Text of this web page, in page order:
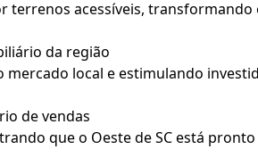
terrenos acessíveis,
da região
local e estimulando
de vendas
que o Oeste de SC está